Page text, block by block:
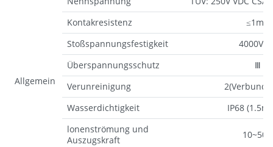
Allgemein
Kontakresistenz
≤1mΩ
Stoßspannungsfestigkeit
4000V
Überspannungsschutz
Ⅲ
Verunreinigung
Wasserdichtigkeit
IP68
lonenströmung und
Auszugskraft
10~50N